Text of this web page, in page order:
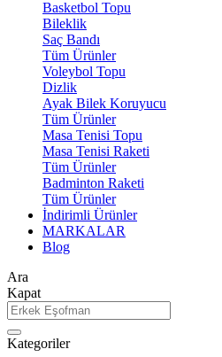
Basketbol Topu
Bileklik
Saç Bandı
Tüm Ürünler
Voleybol Topu
Dizlik
Ayak Bilek Koruyucu
Tüm Ürünler
Masa Tenisi Topu
Masa Tenisi Raketi
Tüm Ürünler
Badminton Raketi
Tüm Ürünler
İndirimli Ürünler
MARKALAR
Blog
Ara
Kapat
Kategoriler